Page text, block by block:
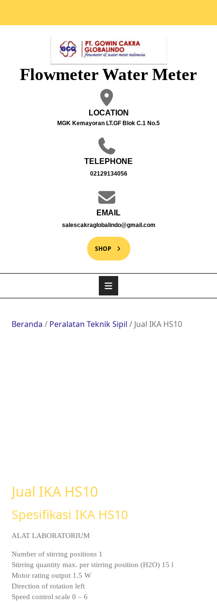
Flowmeter Water Meter
LOCATION
MGK Kemayoran LT.GF Blok C.1 No.5
TELEPHONE
02129134056
EMAIL
salescakraglobalindo@gmail.com
SHOP
Beranda / Peralatan Teknik Sipil / Jual IKA HS10
Jual IKA HS10
Spesifikasi IKA HS10
ALAT LABORATORIUM
Number of stirring positions 1
Stirring quantity max. per stirring position (H2O) 15 l
Motor rating output 1.5 W
Direction of rotation left
Speed control scale 0 – 6